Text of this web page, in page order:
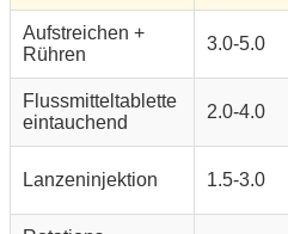
Aufstreichen +
Rühren
3.0-5.0
Flussmitteltablette
eintauchend
2.0-4.0
Lanzeninjektion 1.5-3.0